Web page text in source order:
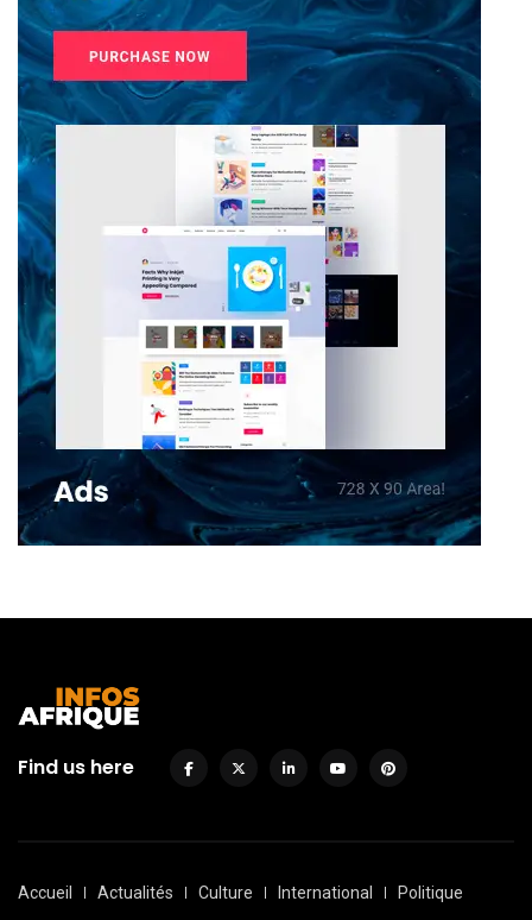
Find us here
Accueil Actualités Culture International
Politique